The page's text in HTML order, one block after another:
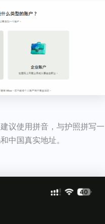
议使用拼音，与护照拼写一
中国真实地址。